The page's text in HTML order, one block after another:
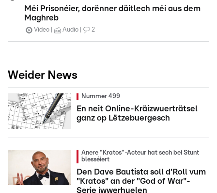
Méi Prisonéier, dorënner däitlech méi aus dem
Maghreb
Video Audio 2
Weider News
Nummer 499
En neit Online-Kräizwuerträtsel
ganz op Lëtzebuergesch
Anere "Kratos"-Acteur hat sech bei Stunt
blesséiert
Den Dave Bautista soll d'Roll vum
"Kratos" an der "God of War"-
Serie iwwerhuelen